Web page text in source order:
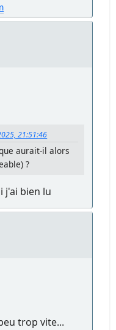
21:51:46
aurait-il alors
?
j'ai bien lu
trop vite...